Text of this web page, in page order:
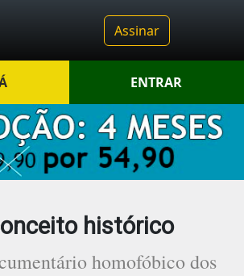
Assinar
ENTRAR
histórico
homofóbico dos